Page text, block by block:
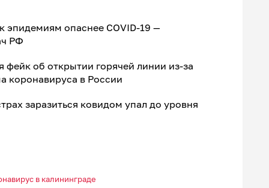
эпидемиям опаснее COVID-19 —
РФ
фейк об открытии горячей линии из-за
коронавируса в России
заразиться ковидом упал до уровня
в калининграде